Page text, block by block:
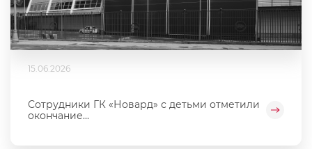
15.06.2026
Сотрудники ГК «Новард» с детьми отметили
окончание...